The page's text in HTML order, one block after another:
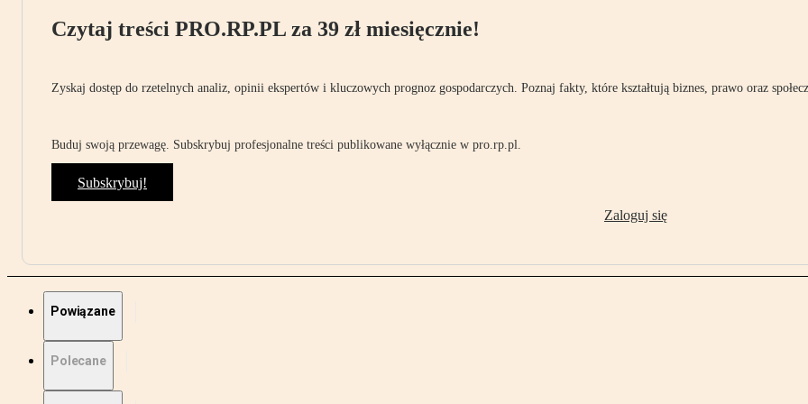
Czytaj treści PRO.RP.PL za 39 zł miesięcznie!
Zyskaj dostęp do rzetelnych analiz, opinii ekspertów i kluczowych prognoz gospodarczych. Poznaj fakty, które kształtują biznes, prawo oraz
Buduj swoją przewagę. Subskrybuj profesjonalne treści publikowane wyłącznie w pro.rp.pl.
Subskrybuj!
Zaloguj się
Powiązane
Polecane